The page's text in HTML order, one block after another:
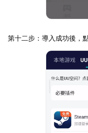
第十二步：導入成功後，